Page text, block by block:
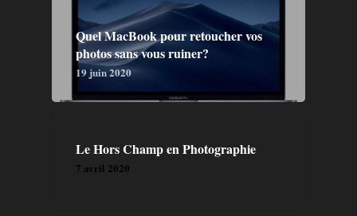
Quel MacBook pour retoucher vos
photos sans vous ruiner?
19 juin 2020
Le Hors Champ en Photographie
7 avril 2020
GALERIE